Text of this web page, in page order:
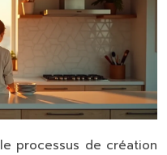
processus de création